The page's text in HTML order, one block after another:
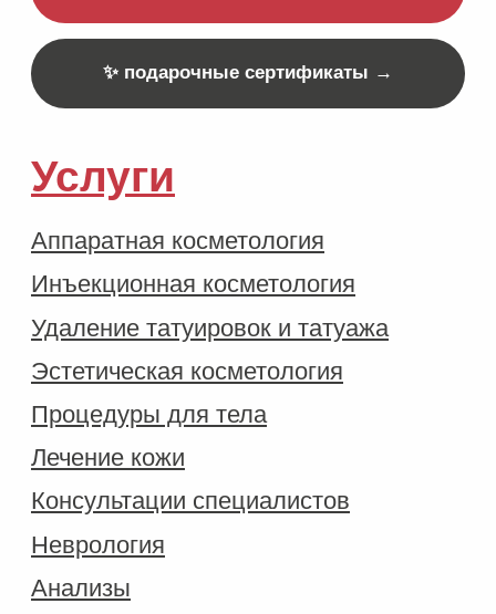
Рассрочка от
20+ банков →
ООО "Алёнушка"
ИНН 9725162943
Лицензия Л041-01137-77/02038465
*Мы не рекомендуем использование социальных сетей
компании Meta: Facebook и Instagram в связи с
признанием 21 марта 2022 Meta Platforms Inc
Договор оферты
Правила обслуживания